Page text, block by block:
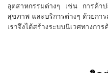
อุตสาหกรรมต่างๆ เช่น การค้า
สุขภาพ และบริการต่างๆ ด้วยกา
เราจึงได้สร้างระบบนิเวศทางการ